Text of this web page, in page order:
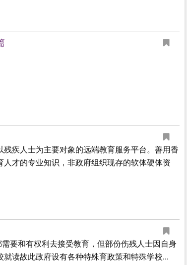
残疾人士为主要对象的远端教育服务平台。善用香
人才的专业知识，非政府组织现存的软体硬体资
需要和有权利去接受教育，但部份伤残人士因自身
就读故此政府设有各种特殊育政策和特殊学校...